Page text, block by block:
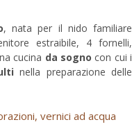
, nata per il nido familiare
estraibile, 4 fornelli,
cucina da sogno con cui i
nella preparazione delle
vernici ad acqua